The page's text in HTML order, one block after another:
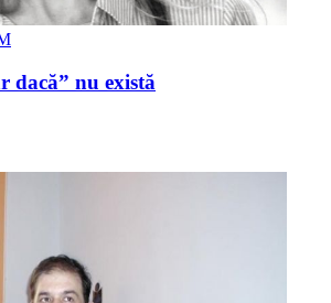
dacă” nu există